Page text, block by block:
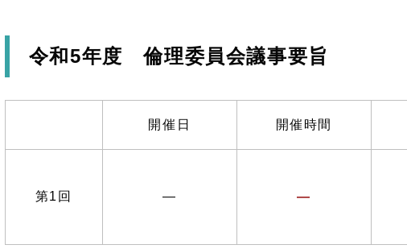
令和5年度 倫理委員会議事要旨
開催日 開催時間
第1回 ― ―